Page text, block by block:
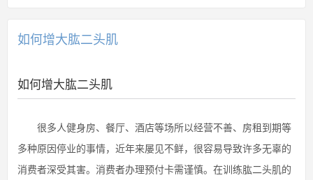
如何增大肱二头肌
如何增大肱二头肌
很多人健身房、餐厅、酒店等场所以经营不善、房租到期等
多种原因停业的事情，近年来屡见不鲜，很容易导致许多无辜的
消费者深受其害。消费者办理预付卡需谨慎。在训练肱二头肌的